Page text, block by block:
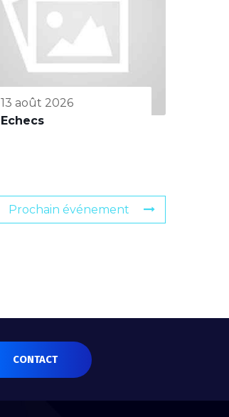
13 août 2026
Echecs
Prochain événement
CONTACT